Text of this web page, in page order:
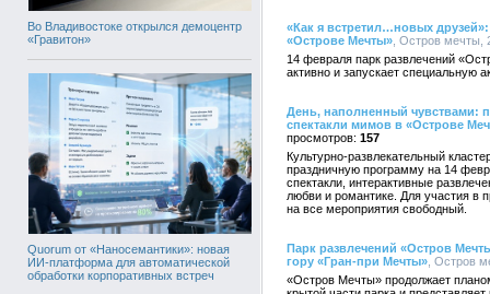
Во Владивостоке открылся демоцентр
«Гравитон»
Quorum от «Наносемантики»: новая
ИИ-платформа для автоматической
обработки корпоративных встреч
«Как я встретил…новых
«Острове Мечты» , Остров мечты,
14 февраля парк развлечений
активно и запускает специальную
День, наполненный чувствами:
спектакли мимов в «Острове
157
Культурно-развлекательный
праздничную программу на 14
спектакли, интерактивные
любви и романтике. Для участия в
на все мероприятия свободный.
Парк развлечений «Остров
гору «Гран-при Мечты» , Остров
«Остров Мечты» продолжает